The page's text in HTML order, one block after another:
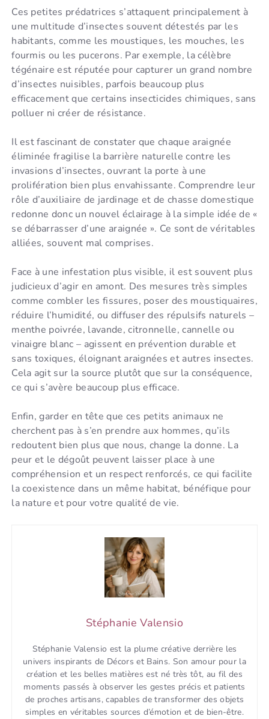
Ces petites prédatrices s’attaquent principalement à
une multitude d’insectes souvent détestés par les
habitants, comme les moustiques, les mouches, les
fourmis ou les pucerons. Par exemple, la célèbre
tégénaire est réputée pour capturer un grand nombre
d’insectes nuisibles, parfois beaucoup plus
efficacement que certains insecticides chimiques, sans
polluer ni créer de résistance.
Il est fascinant de constater que chaque araignée
éliminée fragilise la barrière naturelle contre les
invasions d’insectes, ouvrant la porte à une
prolifération bien plus envahissante. Comprendre leur
rôle d’auxiliaire de jardinage et de chasse domestique
redonne donc un nouvel éclairage à la simple idée de «
se débarrasser d’une araignée ». Ce sont de véritables
alliées, souvent mal comprises.
Face à une infestation plus visible, il est souvent plus
judicieux d’agir en amont. Des mesures très simples
comme combler les fissures, poser des moustiquaires,
réduire l’humidité, ou diffuser des répulsifs naturels –
menthe poivrée, lavande, citronnelle, cannelle ou
vinaigre blanc – agissent en prévention durable et
sans toxiques, éloignant araignées et autres insectes.
Cela agit sur la source plutôt que sur la conséquence,
ce qui s’avère beaucoup plus efficace.
Enfin, garder en tête que ces petits animaux ne
cherchent pas à s’en prendre aux hommes, qu’ils
redoutent bien plus que nous, change la donne. La
peur et le dégoût peuvent laisser place à une
compréhension et un respect renforcés, ce qui facilite
la coexistence dans un même habitat, bénéfique pour
la nature et pour votre qualité de vie.
Stéphanie Valensio
Stéphanie Valensio est la plume créative derrière les
univers inspirants de Décors et Bains. Son amour pour la
création et les belles matières est né très tôt, au fil des
moments passés à observer les gestes précis et patients
de proches artisans, capables de transformer des objets
simples en véritables sources d’émotion et de bien-être.